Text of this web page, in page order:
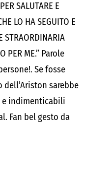
SALUTARE E
LO HA SEGUITO E
STRAORDINARIA
PER ME.” Parole
Se fosse
sarebbe
e indimenticabili
Fan bel gesto da